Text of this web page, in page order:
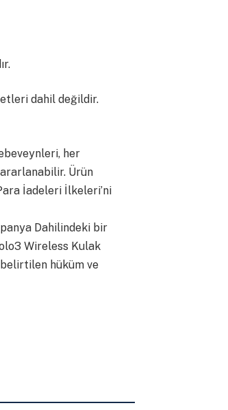
dahil değildir.
her
Ürün
İadeleri İlkeleri’ni
Dahilindeki bir
Wireless Kulak
belirtilen hüküm ve